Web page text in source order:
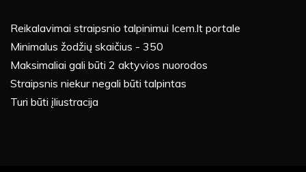
Reikalavimai straipsnio talpinimui Icem.lt portale
Minimalus žodžių skaičius - 350
Maksimaliai gali būti 2 aktyvios nuorodos
Straipsnis niekur negali būti talpintas
Turi būti įliustracija